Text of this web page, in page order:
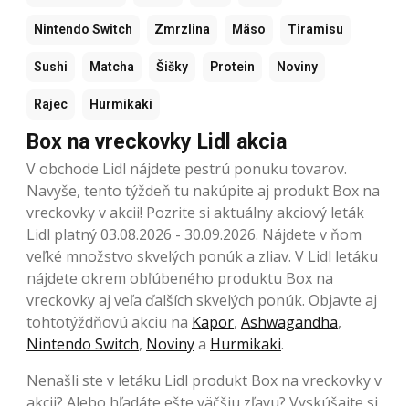
Nintendo Switch Zmrzlina Mäso Tiramisu
Sushi Matcha Šišky Protein Noviny
Rajec Hurmikaki
Box na vreckovky Lidl akcia
V obchode Lidl nájdete pestrú ponuku tovarov.
Navyše, tento týždeň tu nakúpite aj produkt Box na
vreckovky v akcii! Pozrite si aktuálny akciový leták
Lidl platný 03.08.2026 - 30.09.2026. Nájdete v ňom
veľké množstvo skvelých ponúk a zliav. V Lidl letáku
nájdete okrem obľúbeného produktu Box na
vreckovky aj veľa ďalších skvelých ponúk. Objavte aj
tohtotýždňovú akciu na Kapor, Ashwagandha,
Nintendo Switch, Novinya Hurmikaki.
Nenašli ste v letáku Lidl produkt Box na vreckovky v